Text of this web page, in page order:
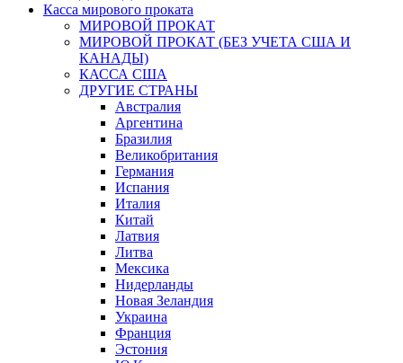
Касса мирового проката
МИРОВОЙ ПРОКАТ
МИРОВОЙ ПРОКАТ (БЕЗ УЧЕТА США И
КАНАДЫ)
КАССА США
ДРУГИЕ СТРАНЫ
Австралия
Аргентина
Бразилия
Великобритания
Германия
Испания
Италия
Китай
Латвия
Литва
Мексика
Нидерланды
Новая Зеландия
Украина
Франция
Эстония